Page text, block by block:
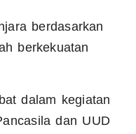
berdasarkan
berkekuatan
dalam kegiatan
dan UUD